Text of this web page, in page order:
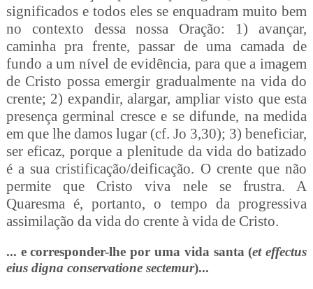
significados e todos eles se enquadram muito bem
no contexto dessa nossa Oração: 1) avançar,
caminha pra frente, passar de uma camada de
fundo a um nível de evidência, para que a imagem
de Cristo possa emergir gradualmente na vida do
crente; 2) expandir, alargar, ampliar visto que esta
presença germinal cresce e se difunde, na medida
em que lhe damos lugar (cf. Jo 3,30); 3) beneficiar,
ser eficaz, porque a plenitude da vida do batizado
é a sua cristificação/deificação. O crente que não
permite que Cristo viva nele se frustra. A
Quaresma é, portanto, o tempo da progressiva
assimilação da vida do crente à vida de Cristo.
... e corresponder-lhe por uma vida santa (et effectus
eius digna conservatione sectemur)...